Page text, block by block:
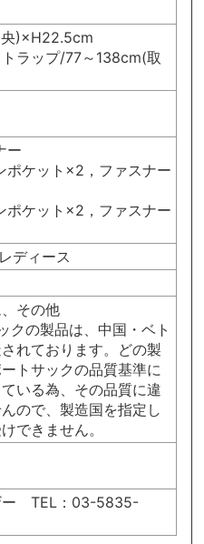
央)×H22.5cm
トラップ/77～138cm(取
ー
ポケット×2，ファスナー
ポケット×2，ファスナー
ディース
その他
クの製品は、中国・ベト
れております。どの製
トサックの品質基準に
いる為、その品質に違
ので、製造国を指定し
できません。
ー TEL：03-5835-